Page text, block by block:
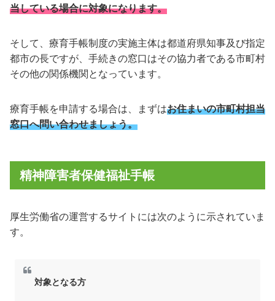
当している場合に対象になります。
そして、療育手帳制度の実施主体は都道府県知事及び指定
都市の長ですが、手続きの窓口はその協力者である市町村
その他の関係機関となっています。
療育手帳を申請する場合は、まずはお住まいの市町村担当
窓口へ問い合わせましょう。
精神障害者保健福祉手帳
厚生労働省の運営するサイトには次のように示されていま
す。
対象となる方